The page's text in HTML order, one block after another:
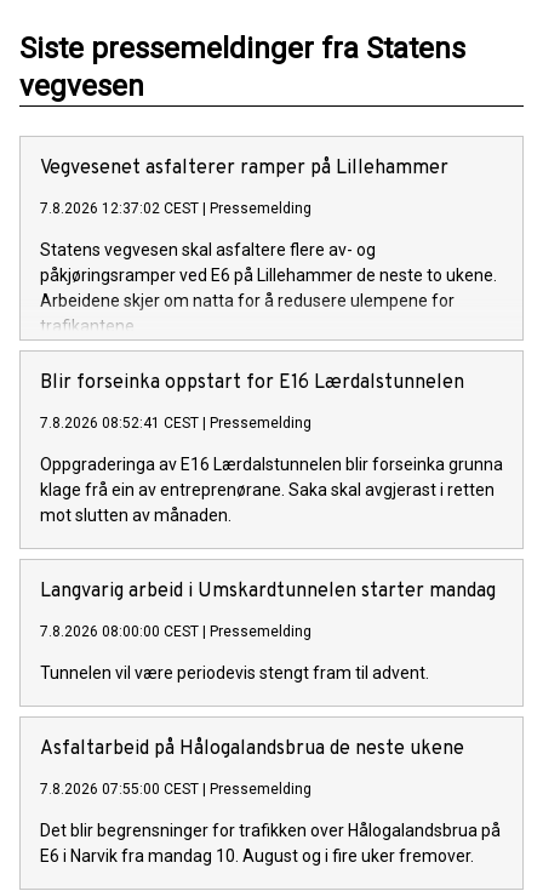
Siste pressemeldinger fra Statens
vegvesen
Vegvesenet asfalterer ramper på Lillehammer
7.8.2026 12:37:02 CEST Pressemelding
Statens vegvesen skal asfaltere flere av- og
påkjøringsramper ved E6 på Lillehammer de neste to ukene.
Arbeidene skjer om natta for å redusere ulempene for
trafikantene.
Blir forseinka oppstart for E16 Lærdalstunnelen
7.8.2026 08:52:41 CEST Pressemelding
Oppgraderinga av E16 Lærdalstunnelen blir forseinka grunna
klage frå ein av entreprenørane. Saka skal avgjerast i retten
mot slutten av månaden.
Langvarig arbeid i Umskardtunnelen starter mandag
7.8.2026 08:00:00 CEST Pressemelding
Tunnelen vil være periodevis stengt fram til advent.
Asfaltarbeid på Hålogalandsbrua de neste ukene
7.8.2026 07:55:00 CEST Pressemelding
Det blir begrensninger for trafikken over Hålogalandsbrua på
E6 i Narvik fra mandag 10. August og i fire uker fremover.